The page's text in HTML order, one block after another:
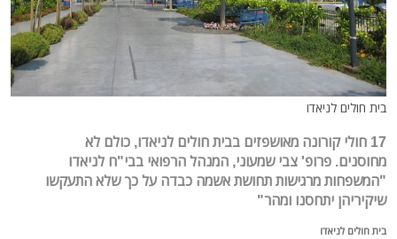
בית חולים לניאדו
17 חולי קורונה מאושפזים בבית חולים לניאדו, כולם לא
מחוסנים. פרופ' צבי שמעוני, המנהל הרפואי בבי"ח לניאדו
"המשפחות מרגישות תחושת אשמה כבדה על כך שלא התעקשו
שיקיריהן יתחסנו ומהר"
בית חולים לניאדו